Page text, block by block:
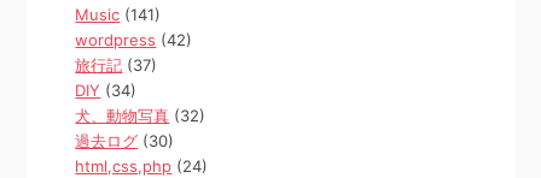
Music (141)
wordpress (42)
旅行記 (37)
DIY (34)
犬、動物写真 (32)
過去ログ (30)
html,css,php (24)